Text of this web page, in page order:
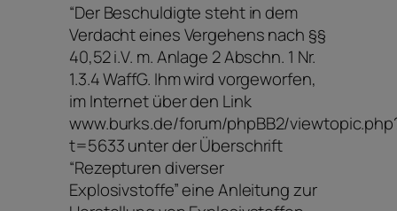
“Der Beschuldigte steht in dem
Verdacht eines Vergehens nach §§
40,52 i.V. m. Anlage 2 Abschn. 1 Nr.
1.3.4 WaffG. Ihm wird vorgeworfen,
im Internet über den Link
www.burks.de/forum/phpBB2/
t=5633 unter der Überschrift
“Rezepturen diverser
Explosivstoffe” eine Anleitung zur